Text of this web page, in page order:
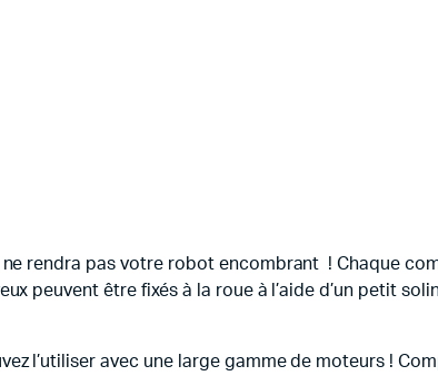
rendra pas votre robot encombrant ! Chaque
peuvent être fixés à la roue à l’aide d’un petit
l’utiliser avec une large gamme de moteurs !